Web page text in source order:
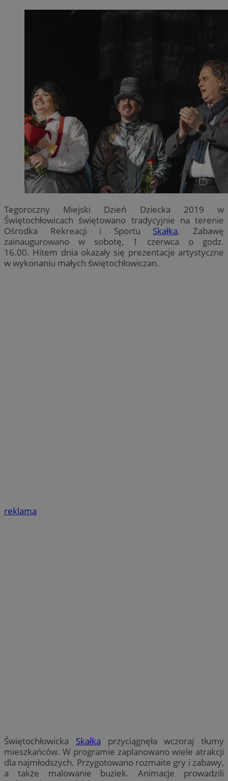
Tegoroczny Miejski Dzień Dziecka 2019 w
Świętochłowicach świętowano tradycyjnie na terenie
Ośrodka Rekreacji i Sportu Skałka. Zabawę
zainaugurowano w sobotę, 1 czerwca o godz.
16.00. Hitem dnia okazały się prezentacje artystyczne
w wykonaniu małych świętochłowiczan.
reklama
Świętochłowicka Skałka przyciągnęła wczoraj tłumy
mieszkańców. W programie zaplanowano wiele atrakcji
dla najmłodszych. Przygotowano rozmaite gry i zabawy,
a także malowanie buziek. Animacje prowadzili